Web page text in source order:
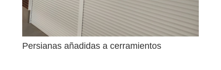
Persianas añadidas a cerramientos